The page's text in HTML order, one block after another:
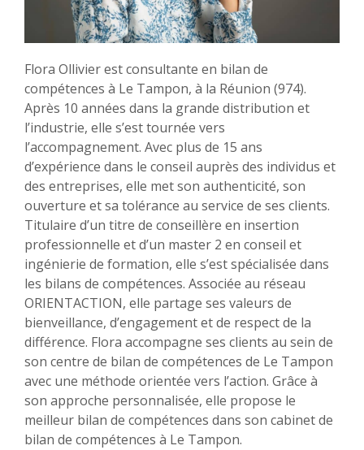
Flora Ollivier est consultante en bilan de
compétences à Le Tampon, à la Réunion (974).
Après 10 années dans la grande distribution et
l’industrie, elle s’est tournée vers
l’accompagnement. Avec plus de 15 ans
d’expérience dans le conseil auprès des individus et
des entreprises, elle met son authenticité, son
ouverture et sa tolérance au service de ses clients.
Titulaire d’un titre de conseillère en insertion
professionnelle et d’un master 2 en conseil et
ingénierie de formation, elle s’est spécialisée dans
les bilans de compétences. Associée au réseau
ORIENTACTION, elle partage ses valeurs de
bienveillance, d’engagement et de respect de la
différence. Flora accompagne ses clients au sein de
son centre de bilan de compétences de Le Tampon
avec une méthode orientée vers l’action. Grâce à
son approche personnalisée, elle propose le
meilleur bilan de compétences dans son cabinet de
bilan de compétences à Le Tampon.